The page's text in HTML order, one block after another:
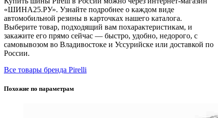
«ШИНА25.РУ». Узнайте подробнее о каждом виде
автомобильной резины в карточках нашего каталога.
Выберите товар, подходящий вам похарактеристикам, и
закажите его прямо сейчас — быстро, удобно, недорого, с
самовывозом во Владивостоке и Уссурийске или доставкой по
России.
Все товары бренда Pirelli
Похожие по параметрам